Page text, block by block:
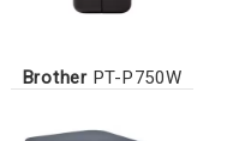
BrotherPT-P750W